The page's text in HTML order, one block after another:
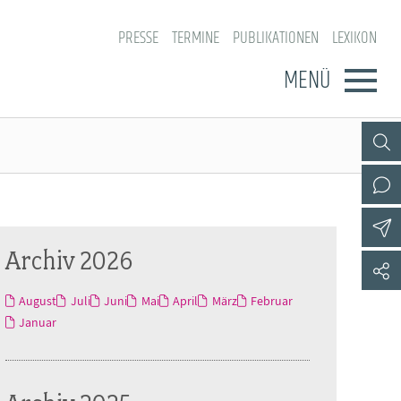
PRESSE TERMINE PUBLIKATIONEN LEXIKON
MENÜ
Archiv 2026
August Juli Juni Mai April März
Februar
Januar